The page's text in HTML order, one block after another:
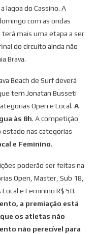
lagoa do Cassino. A
com as ondas
mais uma etapa a ser
do circuito ainda não
Brava.
Beach de Surf deverá
tem Jonatan Busseti
Open e Local. A
às 8h. A competição
nas categorias
e Feminino.
poderão ser feitas na
Open, Master, Sub 18,
e Feminino R$ 50.
a premiação está
os atletas não
não perecível para